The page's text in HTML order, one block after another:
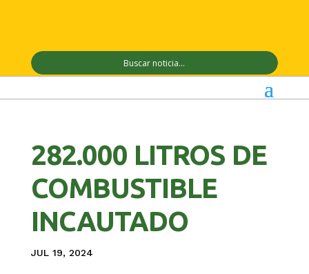
282.000 LITROS DE
COMBUSTIBLE
INCAUTADO
JUL 19, 2024